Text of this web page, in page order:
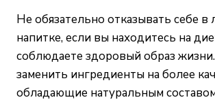
Не обязательно отказывать себе
напитке, если вы находитесь на
соблюдаете здоровый образ
заменить ингредиенты на более
обладающие натуральным